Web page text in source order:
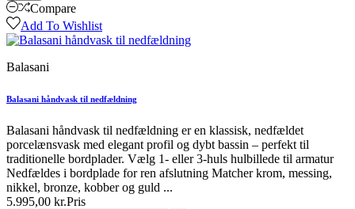
Compare
Add To Wishlist
Balasani
Balasani håndvask til nedfældning
Balasani håndvask til nedfældning er en klassisk, nedfældet
porcelænsvask med elegant profil og dybt bassin – perfekt til
traditionelle bordplader. Vælg 1- eller 3-huls hulbillede til armatur
Nedfældes i bordplade for ren afslutning Matcher krom, messing,
nikkel, bronze, kobber og guld ...
5.995,00 kr.Pris